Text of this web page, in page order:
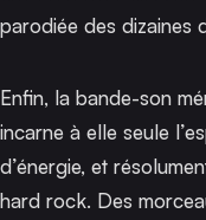
parodiée des dizaines
Enfin, la bande-son
incarne à elle seule
d’énergie, et
hard rock. Des